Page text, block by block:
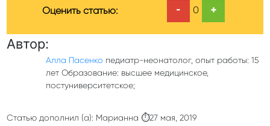
Оценить статью:
- 0 +
Автор:
Алла Пасенко педиатр-неонатолог, опыт работы: 15
лет Образование: высшее медицинское,
постуниверситетское;
Статью дополнил (а): Марианна ⏱27 мая, 2019